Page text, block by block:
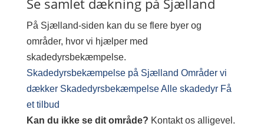
På Sjælland-siden kan du se flere byer og
områder, hvor vi hjælper med
skadedyrsbekæmpelse.
Skadedyrsbekæmpelse på Sjælland Områder vi
dækker SkadedyrsbekæmpelseAlle skadedyr Få
et tilbud
Kan du ikke se dit område? Kontakt os alligevel.